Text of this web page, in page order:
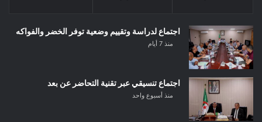
اجتماع لدراسة وتقييم وضعية توفر الخضر والفواكه
منذ 7 أيام
اجتماع تنسيقي عبر تقنية التحاضر عن بعد
منذ أسبوع واحد